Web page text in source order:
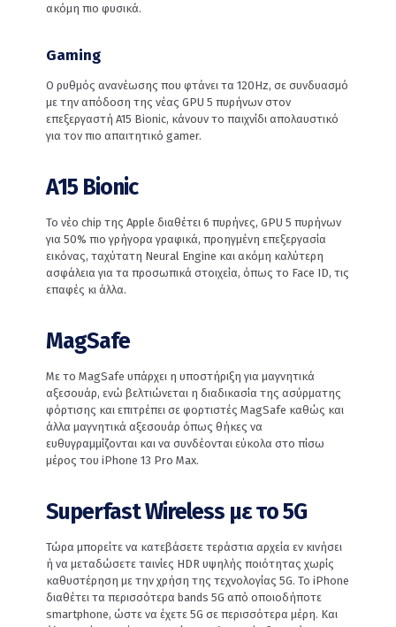
ακόμη πιο φυσικά.
Gaming
Ο ρυθμός ανανέωσης που φτάνει τα 120Hz, σε συνδυασμό
με την απόδοση της νέας GPU 5 πυρήνων στον
επεξεργαστή A15 Bionic, κάνουν το παιχνίδι απολαυστικό
για τον πιο απαιτητικό gamer.
A15 Bionic
Το νέο chip της Apple διαθέτει 6 πυρήνες, GPU 5 πυρήνων
για 50% πιο γρήγορα γραφικά, προηγμένη επεξεργασία
εικόνας, ταχύτατη Neural Engine και ακόμη καλύτερη
ασφάλεια για τα προσωπικά στοιχεία, όπως το Face ID, τις
επαφές κι άλλα.
MagSafe
Με το MagSafe υπάρχει η υποστήριξη για μαγνητικά
αξεσουάρ, ενώ βελτιώνεται η διαδικασία της ασύρματης
φόρτισης και επιτρέπει σε φορτιστές MagSafe καθώς και
άλλα μαγνητικά αξεσουάρ όπως θήκες να
ευθυγραμμίζονται και να συνδέονται εύκολα στο πίσω
μέρος του iPhone 13 Pro Max.
Superfast Wireless με το 5G
Τώρα μπορείτε να κατεβάσετε τεράστια αρχεία εν κινήσει
ή να μεταδώσετε ταινίες HDR υψηλής ποιότητας χωρίς
καθυστέρηση με την χρήση της τεχνολογίας 5G. Το iPhone
διαθέτει τα περισσότερα bands 5G από οποιοδήποτε
smartphone, ώστε να έχετε 5G σε περισσότερα μέρη. Και